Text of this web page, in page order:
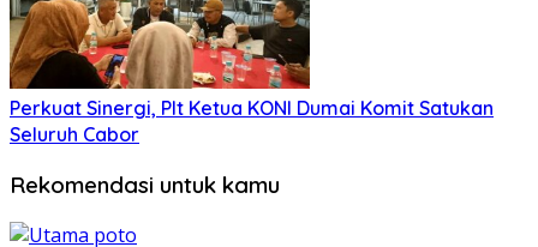
Perkuat Sinergi, Plt Ketua KONI Dumai Komit Satukan
Seluruh Cabor
Rekomendasi untuk kamu